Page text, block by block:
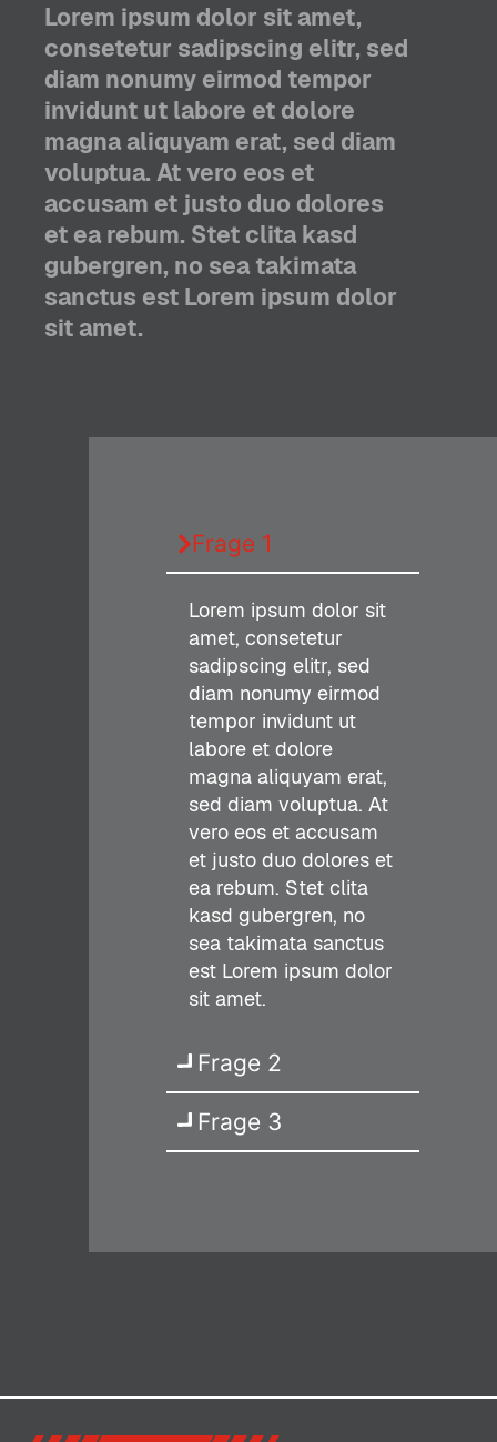
Lorem ipsum dolor sit amet,
consetetur sadipscing elitr, sed
diam nonumy eirmod tempor
invidunt ut labore et dolore
magna aliquyam erat, sed diam
voluptua. At vero eos et
accusam et justo duo dolores
et ea rebum. Stet clita kasd
gubergren, no sea takimata
sanctus est Lorem ipsum dolor
sit amet.
Frage 1
Lorem ipsum dolor sit
amet, consetetur
sadipscing elitr, sed
diam nonumy eirmod
tempor invidunt ut
labore et dolore
magna aliquyam erat,
sed diam voluptua. At
vero eos et accusam
et justo duo dolores et
ea rebum. Stet clita
kasd gubergren, no
sea takimata sanctus
est Lorem ipsum dolor
sit amet.
Frage 2
Frage 3